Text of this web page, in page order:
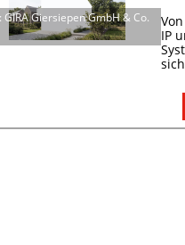
GIRA Giersiepen GmbH & Co.
IP